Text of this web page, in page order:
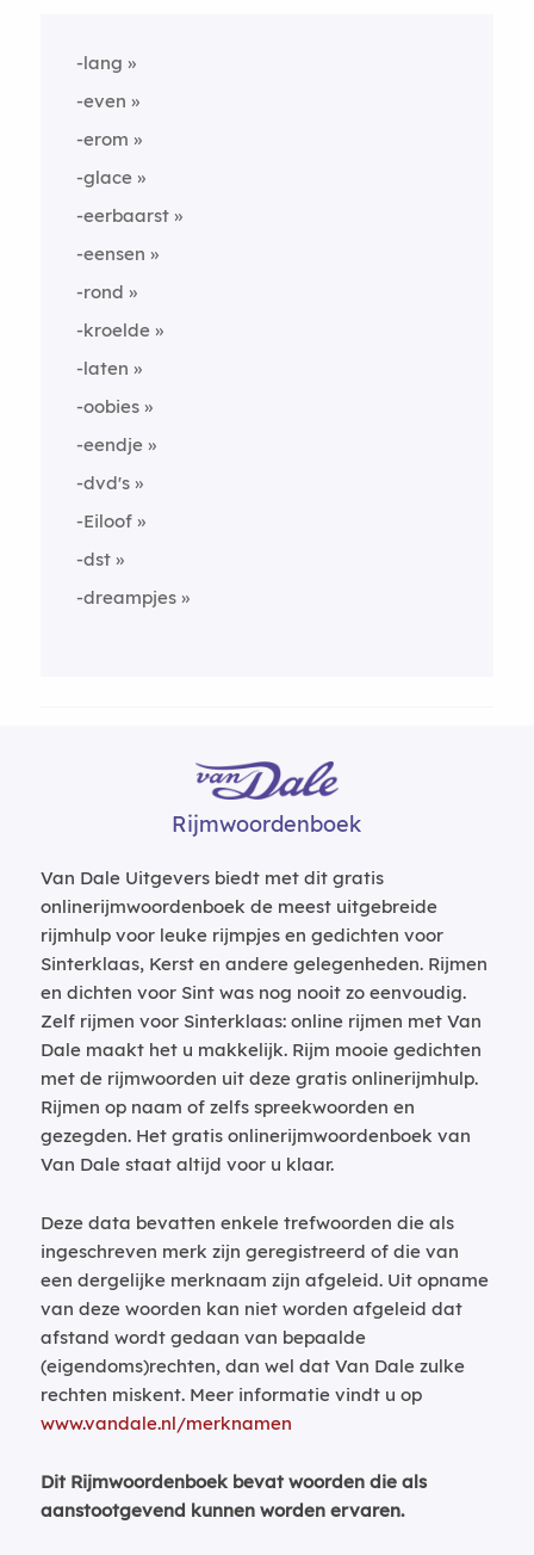
-lang
-even
-erom
-glace
-eerbaarst
-eensen
-rond
-kroelde
-laten
-oobies
-eendje
-dvd's
-Eiloof
-dst
-dreampjes
Rijmwoordenboek
Van Dale Uitgevers biedt met dit gratis
onlinerijmwoordenboek de meest uitgebreide
rijmhulp voor leuke rijmpjes en gedichten voor
Sinterklaas, Kerst en andere gelegenheden. Rijmen
en dichten voor Sint was nog nooit zo eenvoudig.
Zelf rijmen voor Sinterklaas: online rijmen met Van
Dale maakt het u makkelijk. Rijm mooie gedichten
met de rijmwoorden uit deze gratis onlinerijmhulp.
Rijmen op naam of zelfs spreekwoorden en
gezegden. Het gratis onlinerijmwoordenboek van
Van Dale staat altijd voor u klaar.
Deze data bevatten enkele trefwoorden die als
ingeschreven merk zijn geregistreerd of die van
een dergelijke merknaam zijn afgeleid. Uit opname
van deze woorden kan niet worden afgeleid dat
afstand wordt gedaan van bepaalde
(eigendoms)rechten, dan wel dat Van Dale zulke
rechten miskent. Meer informatie vindt u op
www.vandale.nl/merknamen
Dit Rijmwoordenboek bevat woorden die als
aanstootgevend kunnen worden ervaren.